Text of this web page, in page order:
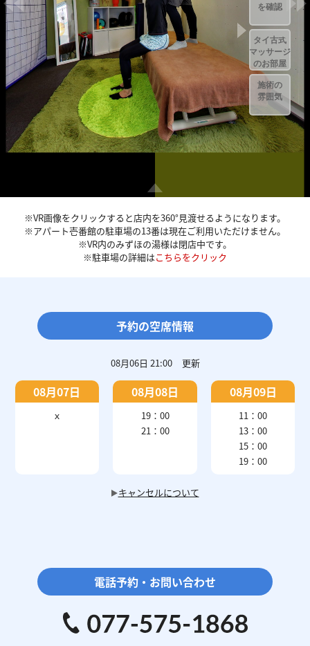
※VR画像をクリックすると店内を360°見渡せるようになります。
※アパート壱番館の駐車場の13番は現在ご利用いただけません。
※VR内のみずほの湯様は閉店中です。
※駐車場の詳細はこちらをクリック
予約の空席情報
08月06日 21:00 更新
08月07日
ｘ
08月08日
19：00
21：00
08月09日
11：00
13：00
15：00
19：00
キャンセルについて
電話予約・お問い合わせ